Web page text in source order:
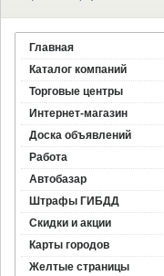
Главная
Каталог компаний
Торговые центры
Интернет-магазин
Доска объявлений
Работа
Автобазар
Штрафы ГИБДД
Скидки и акции
Карты городов
Желтые страницы